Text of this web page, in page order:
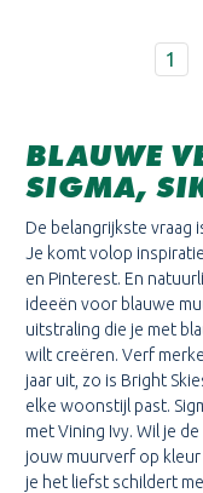
1
BLAUWE
SIGMA,
De belangrijkste vraag
Je komt volop
en Pinterest. En
ideeën voor blauwe
uitstraling die je met
wilt creëren. Verf
jaar uit, zo is Bright
elke woonstijl past.
met Vining Ivy. Wil je
jouw muurverf op
je het liefst schildert